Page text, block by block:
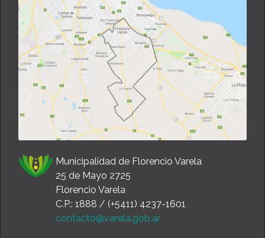
Municipalidad de Florencio Varela
25 de Mayo 2725
Florencio Varela
C.P.: 1888 / (+5411) 4237-1601
contacto@varela.gob.ar